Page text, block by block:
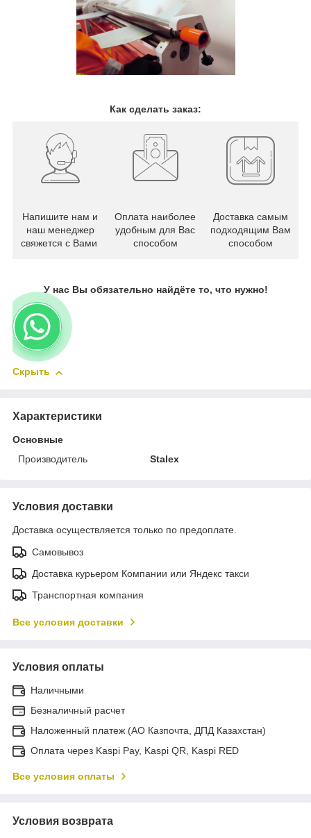
Как сделать заказ:
Напишите нам и
наш менеджер
свяжется с Вами
Оплата наиболее
удобным для Вас
способом
Доставка самым
подходящим Вам
способом
У нас Вы обязательно найдёте то, что нужно!
Скрыть
Характеристики
Основные
Производитель
Stalex
Условия доставки
Доставка осуществляется только по предоплате.
Самовывоз
Доставка курьером Компании или Яндекс такси
Транспортная компания
Все условия доставки
Условия оплаты
Наличными
Безналичный расчет
Наложенный платеж (АО Казпочта, ДПД Казахстан)
Оплата через Kaspi Pay, Kaspi QR, Kaspi RED
Все условия оплаты
Условия возврата